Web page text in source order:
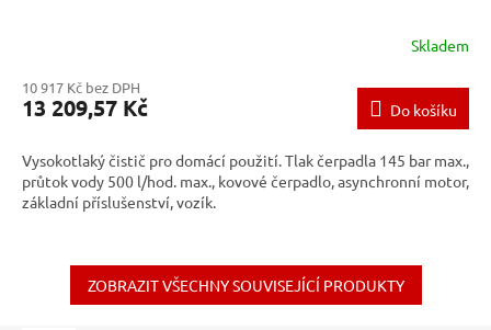
Skladem
10 917 Kč bez DPH
13 209,57 Kč Do košíku
Vysokotlaký čistič pro domácí použití. Tlak čerpadla 145 bar max.,
průtok vody 500 l/hod. max., kovové čerpadlo, asynchronní motor,
základní příslušenství, vozík.
ZOBRAZIT VŠECHNY SOUVISEJÍCÍ PRODUKTY